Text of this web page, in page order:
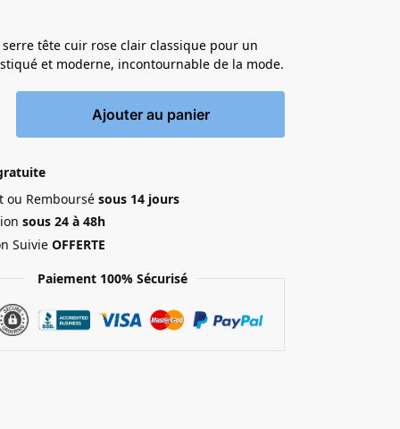
tête cuir rose clair classique pour un
et moderne, incontournable de la mode.
Ajouter au panier
ou Remboursésous 14 jours
sous 24 à 48h
SuivieOFFERTE
Paiement 100% Sécurisé